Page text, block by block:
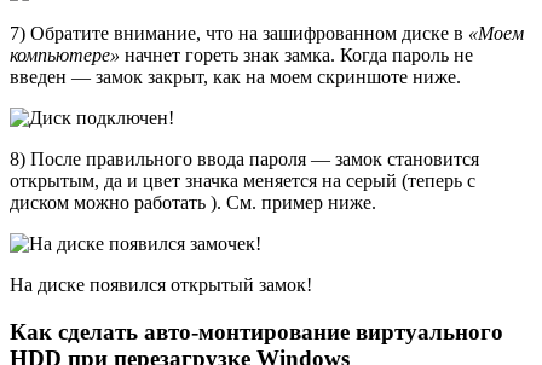
7) Обратите внимание, что на зашифрованном диске в «Моем
компьютере» начнет гореть знак замка. Когда пароль не
введен — замок закрыт, как на моем скриншоте ниже.
8) После правильного ввода пароля — замок становится
открытым, да и цвет значка меняется на серый (теперь с
диском можно работать ). См. пример ниже.
На диске появился открытый замок!
Как сделать авто-монтирование виртуального
HDD при перезагрузке Windows